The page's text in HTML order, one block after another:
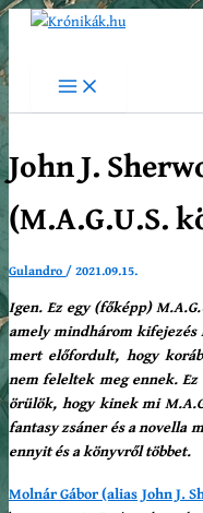
Skip
Main
Menu
John J.
(M.A.G.U.S.
Gulandro /2021.09.15.
Igen. Ez egy (főképp)
amely mindhárom
mert előfordult, hogy
nem feleltek meg ennek.
örülök, hogy kinek mi
fantasy zsáner és a novella
ennyit és a könyvről többet.
Molnár Gábor (alias John J.